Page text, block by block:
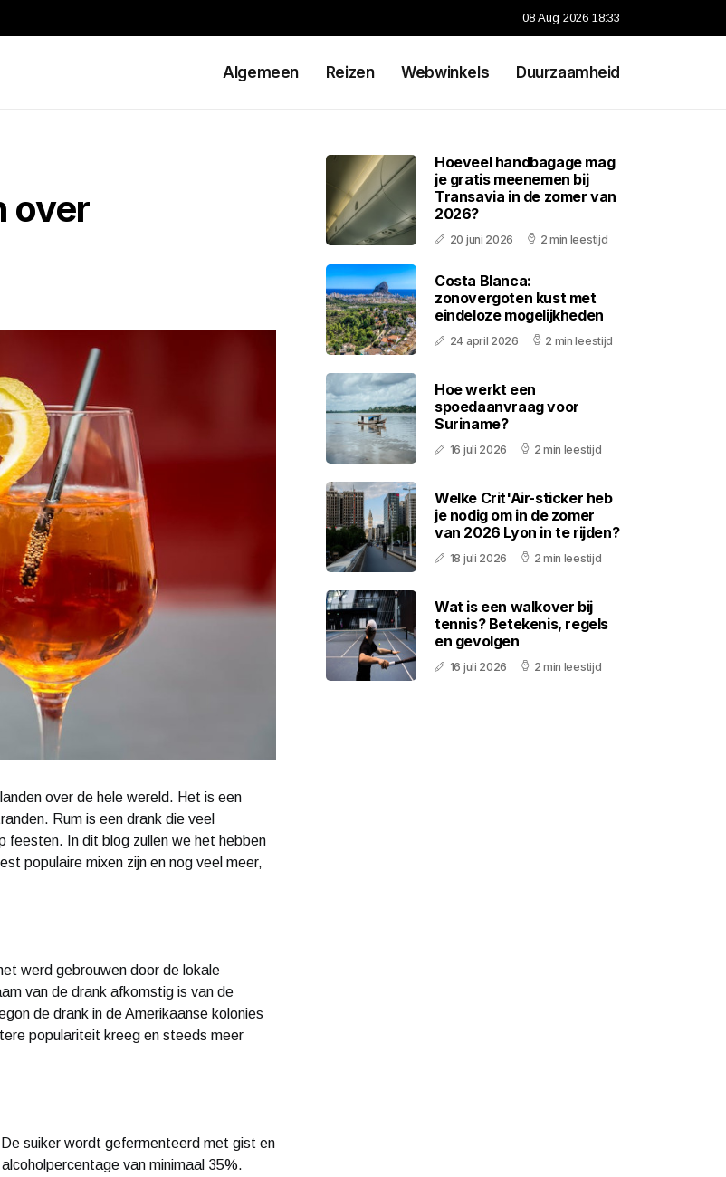
08 Aug 2026 18:33
Algemeen Reizen Webwinkels Duurzaamheid
over
over de hele wereld. Het is een
Rum is een drank die veel
feesten. In dit blog zullen we het hebben
populaire mixen zijn en nog veel meer,
werd gebrouwen door de lokale
van de drank afkomstig is van de
de drank in de Amerikaanse kolonies
populariteit kreeg en steeds meer
suiker wordt gefermenteerd met gist en
van minimaal 35%.
Hoeveel handbagage mag
je gratis meenemen bij
Transavia in de zomer van
2026?
20 juni 2026 2 min leestijd
Costa Blanca:
zonovergoten kust met
eindeloze mogelijkheden
24 april 2026 2 min leestijd
Hoe werkt een
spoedaanvraag voor
Suriname?
16 juli 2026 2 min leestijd
Welke Crit'Air-sticker heb
je nodig om in de zomer
van 2026 Lyon in te rijden?
18 juli 2026 2 min leestijd
Wat is een walkover bij
tennis? Betekenis, regels
en gevolgen
16 juli 2026 2 min leestijd